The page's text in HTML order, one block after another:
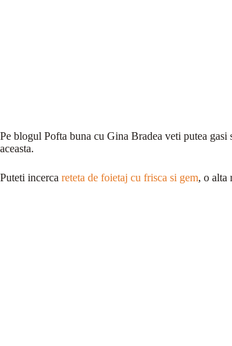
Pe blogul Pofta buna cu Gina Bradea veti putea gasi
aceasta.
Puteti incerca reteta de foietaj cu frisca si gem, o alta